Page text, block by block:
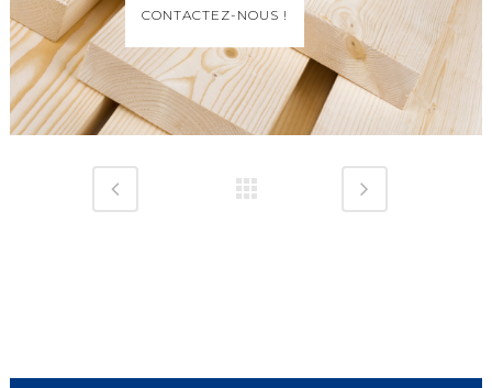
CONTACTEZ-NOUS !